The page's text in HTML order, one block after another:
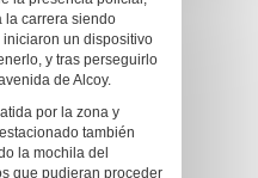
la carrera siendo
un dispositivo
y tras perseguirlo
de Alcoy.
por la zona y
también
la mochila del
que pudieran proceder